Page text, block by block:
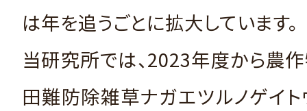
は年を追うごとに拡大しています。
当研究所では、2023年度から農
田難防除雑草ナガエツルノゲイ